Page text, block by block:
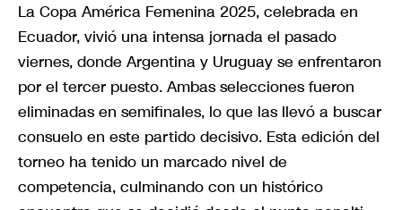
La Copa América Femenina 2025, celebrada en
Ecuador, vivió una intensa jornada el pasado
viernes, donde Argentina y Uruguay se enfrentaron
por el tercer puesto. Ambas selecciones fueron
eliminadas en semifinales, lo que las llevó a buscar
consuelo en este partido decisivo. Esta edición del
torneo ha tenido un marcado nivel de
competencia, culminando con un histórico